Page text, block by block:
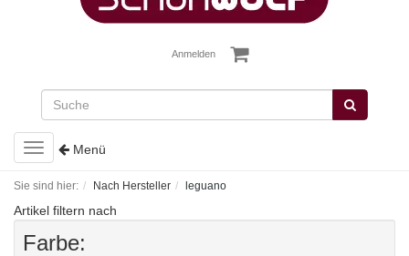
Anmelden
Toggle
navigation
Menü
Sie sind hier: Nach Hersteller leguano
Artikel filtern nach
Farbe: